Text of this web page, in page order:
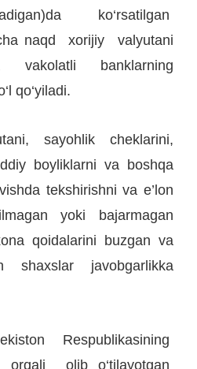
ko‘rsatilgan
naqd xorijiy valyutani
banklarning
qo‘yiladi.
sayohlik cheklarini,
boyliklarni va boshqa
tekshirishni va e’lon
yoki bajarmagan
qoidalarini buzgan va
javobgarlikka
Respublikasining
orqali olib o‘tilayotgan